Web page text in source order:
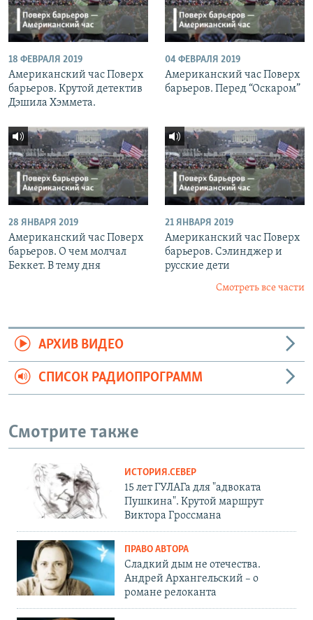
18 ФЕВРАЛЯ 2019
Американский час Поверх
барьеров. Крутой детектив
Дэшила Хэммета.
04 ФЕВРАЛЯ 2019
Американский час Поверх
барьеров. Перед “Оскаром”
28 ЯНВАРЯ 2019
Американский час Поверх
барьеров. О чем молчал
Беккет. В тему дня
21 ЯНВАРЯ 2019
Американский час Поверх
барьеров. Сэлинджер и
русские дети
Смотреть все части
АРХИВ ВИДЕО
СПИСОК РАДИОПРОГРАММ
Смотрите также
ИСТОРИЯ.СЕВЕР
15 лет ГУЛАГа для "адвоката
Пушкина". Крутой маршрут
Виктора Гроссмана
ПРАВО АВТОРА
Сладкий дым не отечества.
Андрей Архангельский – о
романе релоканта